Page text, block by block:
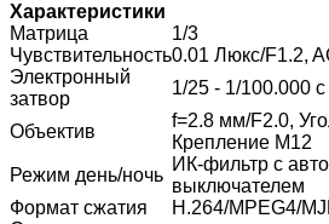
Характеристики
Матрица
1/3
Чувствительность0.01 Люкс/F1.2,
Электронный
затвор
1/25 - 1/100.000 с
Объектив
f=2.8 мм/F2.0,
Крепление М12
Режим день/ночь
ИК-фильтр с
выключателем
Формат сжатия
H.264/MPEG4/